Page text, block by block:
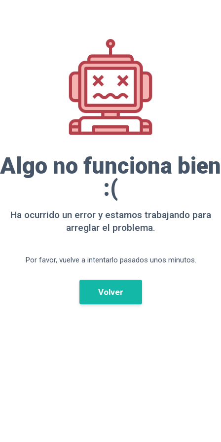
Algo no funciona bien
:(
Ha ocurrido un error y estamos trabajando para
arreglar el problema.
Por favor, vuelve a intentarlo pasados unos minutos.
Volver